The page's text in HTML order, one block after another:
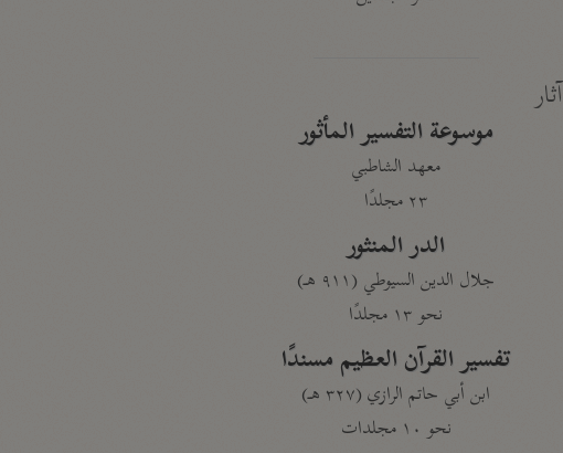
آثار
موسوعة التفسير المأثور
معهد الشاطبي
٢٣ مجلدًا
الدر المنثور
جلال الدين السيوطي (٩١١ هـ)
نحو ١٣ مجلدًا
تفسير القرآن العظيم مسندًا
ابن أبي حاتم الرازي (٣٢٧ هـ)
نحو ١٠ مجلدات